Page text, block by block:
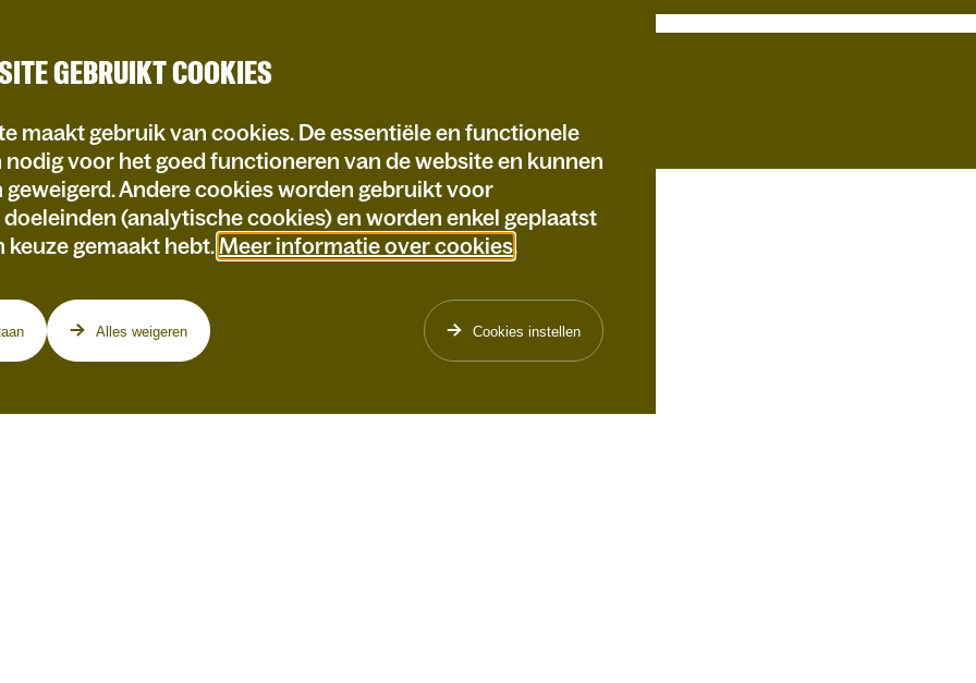
GEBRUIKT COOKIES
maakt gebruik van cookies. De essentiële en functionele
nodig voor het goed functioneren van de website en kunnen
geweigerd. Andere cookies worden gebruikt voor
(analytische cookies) en worden enkel geplaatst
keuze gemaakt hebt.Meer informatie over cookies.
Alles weigeren Cookies instellen